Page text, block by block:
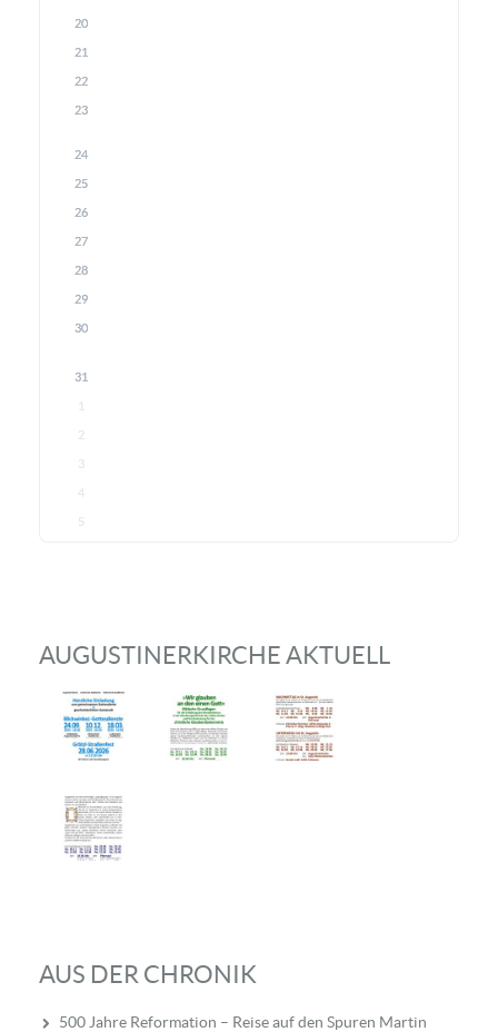
20
21
22
23
24
25
26
27
28
29
30
31
1
2
3
4
5
AUGUSTINERKIRCHE AKTUELL
AUS DER CHRONIK
500 Jahre Reformation – Reise auf den Spuren Martin